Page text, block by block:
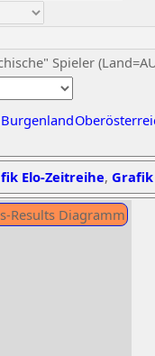
Spieler
Burgenland
Elo-Zeitreihe,